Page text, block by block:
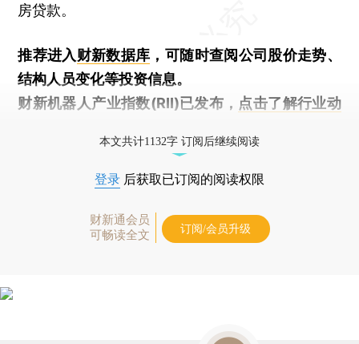
房贷款。
推荐进入财新数据库 ，可随时查阅公司股价走势、
结构人员变化等投资信息。
财新机器人产业指数(RII)已发布， 点击了解行业动
本文共计1132字 订阅后继续阅读
登录 后获取已订阅的阅读权限
财新通会员
可畅读全文
订阅/会员升级